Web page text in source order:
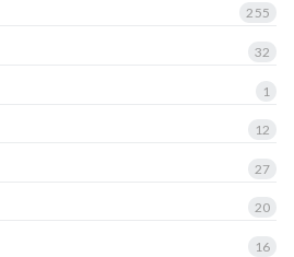
255
32
1
12
27
20
16